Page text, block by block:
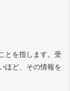
とを指します。受
ほど、その情報を